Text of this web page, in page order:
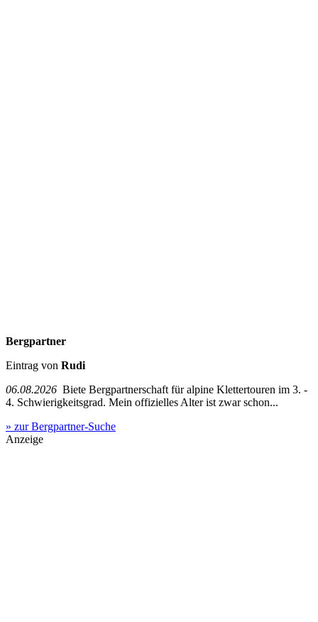
Bergpartner
Eintrag von Rudi
06.08.2026 Biete Bergpartnerschaft für alpine Klettertouren im 3. -
4. Schwierigkeitsgrad. Mein offizielles Alter ist zwar schon...
» zur Bergpartner-Suche
Anzeige